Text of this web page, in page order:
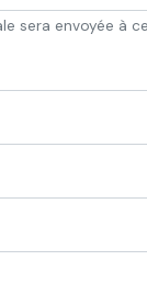
sera envoyée à